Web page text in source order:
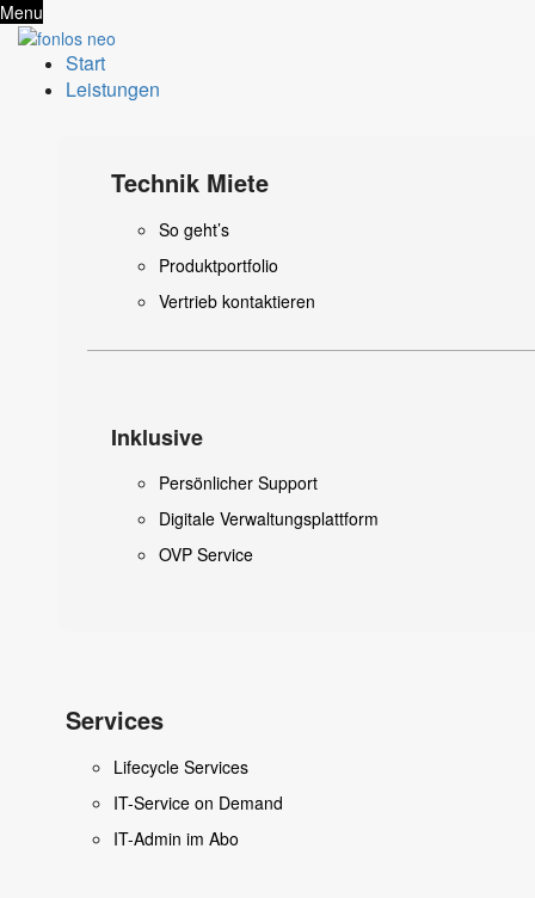
Menu
Start
Leistungen
Technik Miete
So geht’s
Produktportfolio
Vertrieb kontaktieren
Inklusive
Persönlicher Support
Digitale Verwaltungsplattform
OVP Service
Services
Lifecycle Services
IT-Service on Demand
IT-Admin im Abo